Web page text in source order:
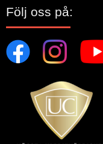
Följ oss på: